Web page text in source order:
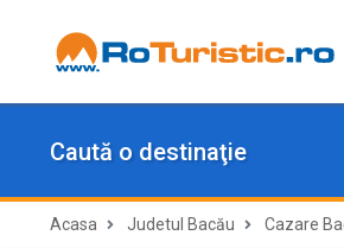
Caută o destinaţie
Acasa Judetul Bacău Cazare